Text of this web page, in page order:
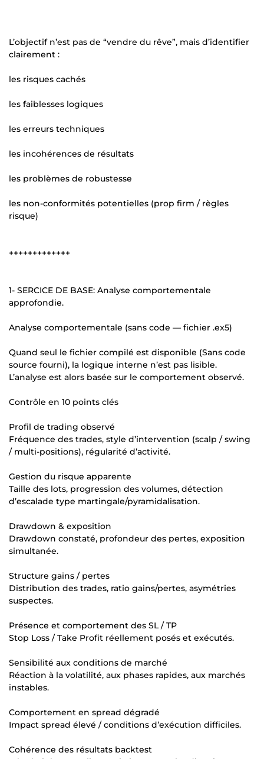
L’objectif n’est pas de “vendre du rêve”, mais d’identifier
clairement :
les risques cachés
les faiblesses logiques
les erreurs techniques
les incohérences de résultats
les problèmes de robustesse
les non-conformités potentielles (prop firm / règles
risque)
+++++++++++++
1- SERCICE DE BASE: Analyse comportementale
approfondie.
Analyse comportementale (sans code — fichier .ex5)
Quand seul le fichier compilé est disponible (Sans code
source fourni), la logique interne n’est pas lisible.
L’analyse est alors basée sur le comportement observé.
Contrôle en 10 points clés
Profil de trading observé
Fréquence des trades, style d’intervention (scalp / swing
/ multi-positions), régularité d’activité.
Gestion du risque apparente
Taille des lots, progression des volumes, détection
d’escalade type martingale/pyramidalisation.
Drawdown & exposition
Drawdown constaté, profondeur des pertes, exposition
simultanée.
Structure gains / pertes
Distribution des trades, ratio gains/pertes, asymétries
suspectes.
Présence et comportement des SL / TP
Stop Loss / Take Profit réellement posés et exécutés.
Sensibilité aux conditions de marché
Réaction à la volatilité, aux phases rapides, aux marchés
instables.
Comportement en spread dégradé
Impact spread élevé / conditions d’exécution difficiles.
Cohérence des résultats backtest